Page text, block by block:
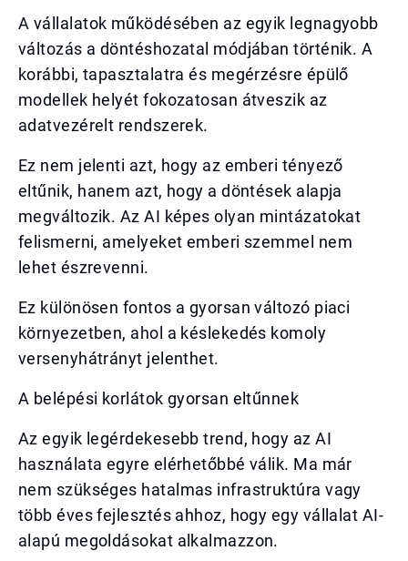
A vállalatok működésében az egyik legnagyobb
változás a döntéshozatal módjában történik. A
korábbi, tapasztalatra és megérzésre épülő
modellek helyét fokozatosan átveszik az
adatvezérelt rendszerek.
Ez nem jelenti azt, hogy az emberi tényező
eltűnik, hanem azt, hogy a döntések alapja
megváltozik. Az AI képes olyan mintázatokat
felismerni, amelyeket emberi szemmel nem
lehet észrevenni.
Ez különösen fontos a gyorsan változó piaci
környezetben, ahol a késlekedés komoly
versenyhátrányt jelenthet.
A belépési korlátok gyorsan eltűnnek
Az egyik legérdekesebb trend, hogy az AI
használata egyre elérhetőbbé válik. Ma már
nem szükséges hatalmas infrastruktúra vagy
több éves fejlesztés ahhoz, hogy egy vállalat AI-
alapú megoldásokat alkalmazzon.